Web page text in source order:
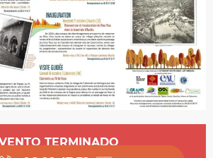
de contacto
TERMINADO